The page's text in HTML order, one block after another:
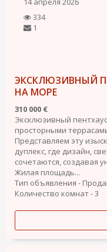
334
1
ЭКСКЛЮЗИВНЫЙ
НА МОРЕ
310 000 €
Эксклюзивный
просторными
Представляем эту
дуплекс, где дизайн,
сочетаются, создавая
Жилая площадь...
Тип объявления -
Количество комнат - 3